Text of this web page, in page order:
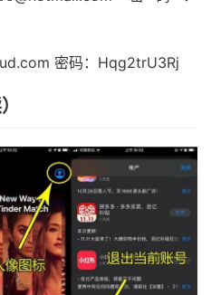
密码：Hqg2trU3Rj